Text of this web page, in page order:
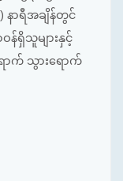
) နာရီအချိန်တွင်
န်ရှိသူများနှင့်
ာက် သွားရောက်